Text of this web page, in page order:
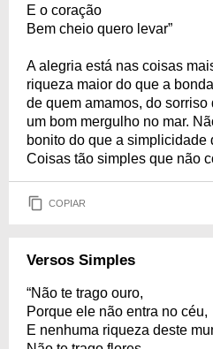
E o coração
Bem cheio quero levar”
A alegria está nas coisas
riqueza maior do que a
de quem amamos, do
um bom mergulho no mar.
bonito do que a simplicidade
Coisas tão simples que não
COPIAR
Versos Simples
“Não te trago ouro,
Porque ele não entra no céu,
E nenhuma riqueza deste